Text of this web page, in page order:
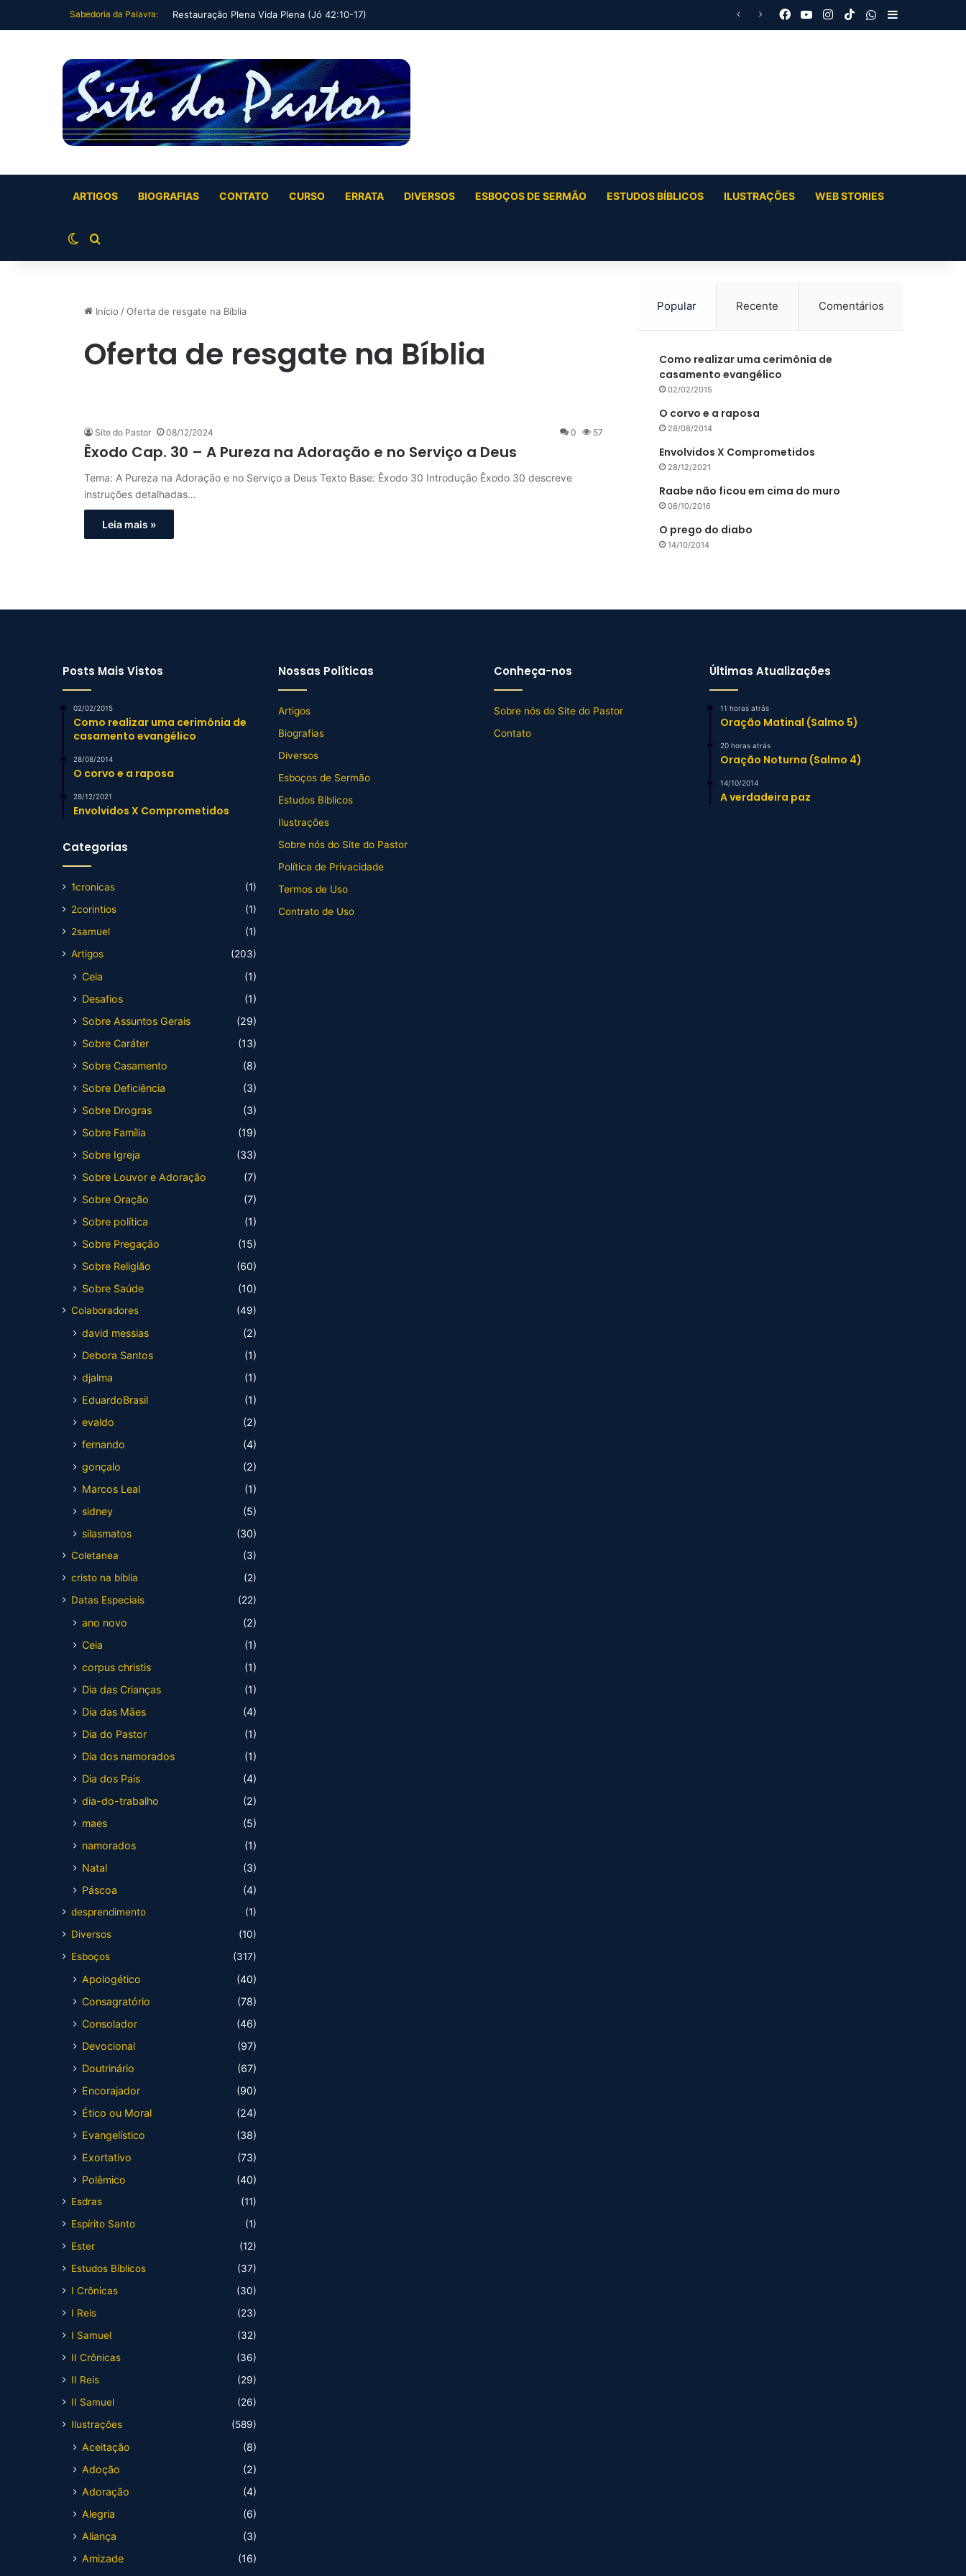
Sabedoria da Palavra: Fechando um ciclo (Jó 42:7-9) Facebook
YouTubeInstagram
TikTokWhatsApp
Barra Lateral
ARTIGOS BIOGRAFIAS CONTATO CURSO ERRATA DIVERSOS ESBOÇOS DE SERMÃO ESTUDOS BÍBLICOS ILUSTRAÇÕES WEB STORIES
Switch skin
Buscar por
Início /Oferta de resgate na Bíblia
Oferta de resgate na Bíblia
Site do Pastor 08/12/2024 0 57
Êxodo Cap. 30 – A Pureza na Adoração e no Serviço a Deus
Tema: A Pureza na Adoração e no Serviço a Deus Texto Base: Êxodo 30 Introdução Êxodo 30 descreve
instruções detalhadas…
Leia mais »
Popular Recente Comentários
Como realizar uma cerimônia de
casamento evangélico
02/02/2015
O corvo e a raposa
28/08/2014
Envolvidos X Comprometidos
28/12/2021
Raabe não ficou em cima do muro
06/10/2016
O prego do diabo
14/10/2014
Posts Mais Vistos
02/02/2015
Como realizar uma cerimônia de
casamento evangélico
28/08/2014
O corvo e a raposa
28/12/2021
Envolvidos X Comprometidos
Categorias
1cronicas
(1)
2corintios
(1)
2samuel
(1)
Artigos
(203)
Ceia
(1)
Desafios
(1)
Sobre Assuntos Gerais
(29)
Sobre Caráter
(13)
Sobre Casamento
(8)
Sobre Deficiência
(3)
Sobre Drogras
(3)
Sobre Família
(19)
Sobre Igreja
(33)
Sobre Louvor e Adoração
(7)
Sobre Oração
(7)
Sobre política
(1)
Sobre Pregação
(15)
Sobre Religião
(60)
Sobre Saúde
(10)
Colaboradores (49)
david messias
(2)
Debora Santos
(1)
djalma
(1)
EduardoBrasil
(1)
evaldo
(2)
fernando
(4)
gonçalo
(2)
Marcos Leal
(1)
sidney
(5)
silasmatos
(30)
Coletanea
(3)
cristo na bíblia
(2)
Datas Especiais
(22)
ano novo
(2)
Ceia
(1)
corpus christis
(1)
Dia das Crianças
(1)
Dia das Mães
(4)
Dia do Pastor
(1)
Dia dos namorados
(1)
Dia dos Pais
(4)
dia-do-trabalho
(2)
maes
(5)
namorados
(1)
Natal
(3)
Páscoa
(4)
desprendimento
(1)
Diversos
(10)
Esboços
(317)
Apologético
(40)
Consagratório
(78)
Consolador
(46)
Devocional
(97)
Doutrinário
(67)
Encorajador
(90)
Ético ou Moral
(24)
Evangelístico
(38)
Exortativo
(73)
Polêmico
(40)
Esdras
(11)
Espírito Santo
(1)
Ester
(12)
Estudos Bíblicos
(37)
I Crônicas
(30)
I Reis
(23)
I Samuel
(32)
II Crônicas
(36)
II Reis
(29)
II Samuel
(26)
Ilustrações
(589)
Aceitação
(8)
Adoção
(2)
Adoração
(4)
Alegria
(6)
Aliança
(3)
Amizade
(16)
Nossas Políticas
Artigos
Biografias
Diversos
Esboços de Sermão
Estudos Bíblicos
Ilustrações
Sobre nós do Site do Pastor
Política de Privacidade
Termos de Uso
Contrato de Uso
Conheça-nos
Sobre nós do Site do Pastor
Contato
Últimas Atualizações
11 horas atrás
Oração Matinal (Salmo 5)
20 horas atrás
Oração Noturna (Salmo 4)
14/10/2014
A verdadeira paz